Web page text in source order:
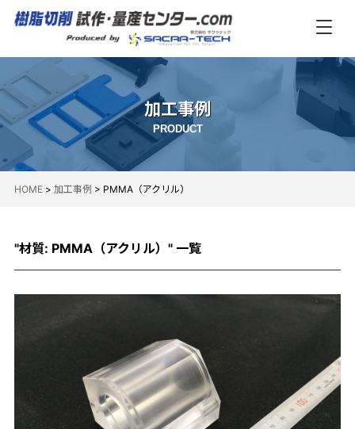
加工事例
PRODUCT
HOME> 加工事例 > PMMA（アクリル）
"材質: PMMA（アクリル） " 一覧